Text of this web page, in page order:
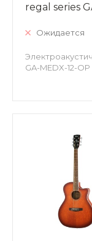
regal series
Ожидается
GA-MEDX-12-